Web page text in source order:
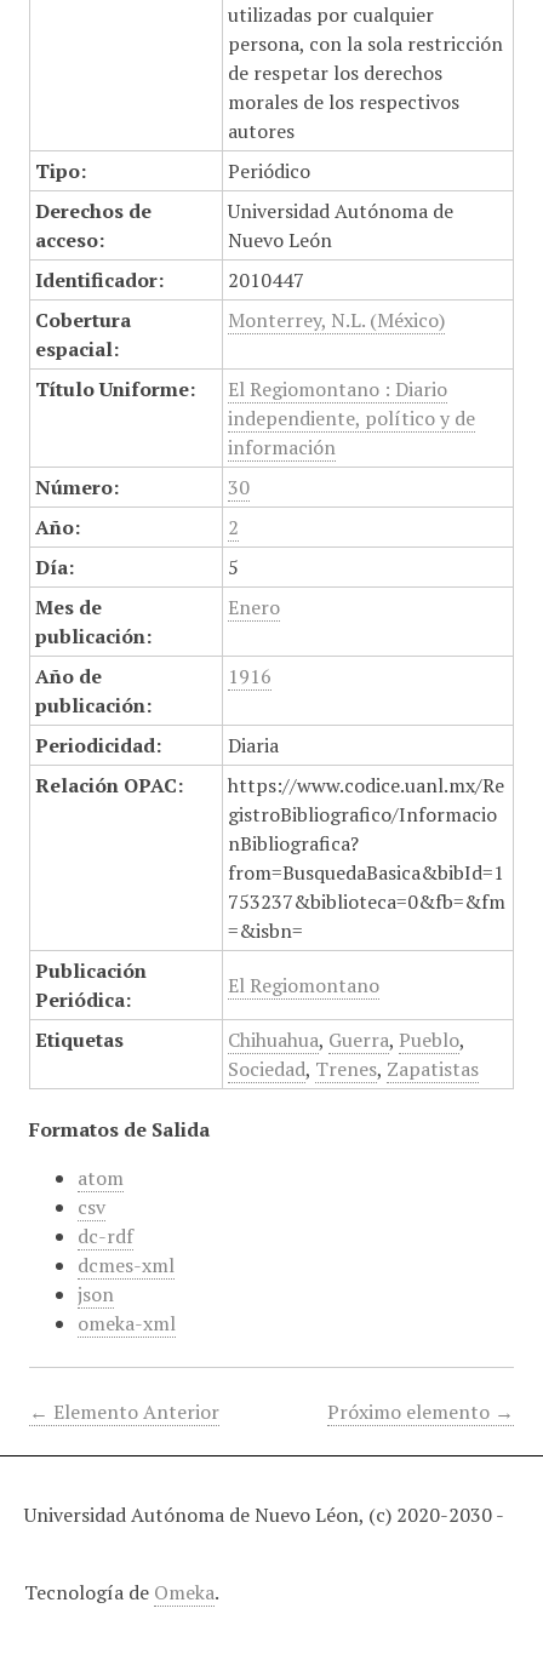
utilizadas por cualquier
persona, con la sola restricción
de respetar los derechos
morales de los respectivos
autores
Tipo:
Periódico
Derechos de
acceso:
Universidad Autónoma de
Nuevo León
Identificador:
2010447
Cobertura
espacial:
Monterrey, N.L. (México)
Título Uniforme:
El Regiomontano : Diario
independiente, político y de
información
Número:
30
Año:
2
Día:
5
Mes de
publicación:
Enero
Año de
publicación:
1916
Periodicidad:
Diaria
Relación OPAC:
https://www.codice.uanl.mx/Re
gistroBibliografico/Informacio
nBibliografica?
from=BusquedaBasica&bibId=1
753237&biblioteca=0&fb=&fm
=&isbn=
Publicación
Periódica:
El Regiomontano
Etiquetas Chihuahua, Guerra, Pueblo,
Sociedad, Trenes, Zapatistas
Formatos de Salida
atom
csv
dc-rdf
dcmes-xml
json
omeka-xml
← Elemento Anterior Próximo elemento →
Universidad Autónoma de Nuevo Léon, (c) 2020-2030 -
Tecnología de Omeka.